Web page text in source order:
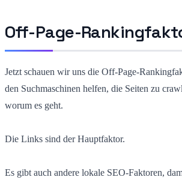
Off-Page-
Jetzt schauen wir uns die Off-Page-
den Suchmaschinen helfen, die Seiten zu
worum es geht.
Die Links sind der Hauptfaktor.
Es gibt auch andere lokale SEO-Faktoren,